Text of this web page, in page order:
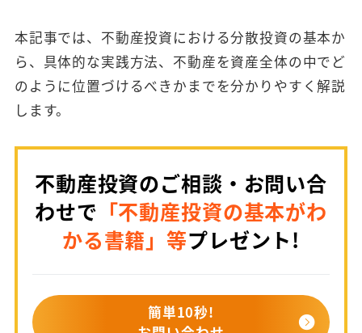
本記事では、不動産投資における分散投資の基本か
ら、具体的な実践方法、不動産を資産全体の中でど
のように位置づけるべきかまでを分かりやすく解説
します。
不動産投資のご相談・お問い合
わせで 「不動産投資の基本がわ
かる書籍」等プレゼント!
簡単10秒!